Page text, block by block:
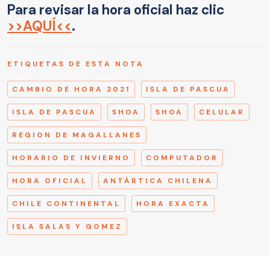
Para revisar la hora oficial haz clic
>>AQUÍ<<.
ETIQUETAS DE ESTA NOTA
CAMBIO DE HORA 2021 ISLA DE PASCUA
ISLA DE PASCUA SHOA SHOA CELULAR
REGION DE MAGALLANES
HORARIO DE INVIERNO COMPUTADOR
HORA OFICIAL ANTÁRTICA CHILENA
CHILE CONTINENTAL HORA EXACTA
ISLA SALAS Y GOMEZ